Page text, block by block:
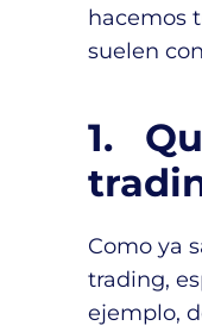
hacemos
suelen
1.
Como ya
trading,
ejemplo,